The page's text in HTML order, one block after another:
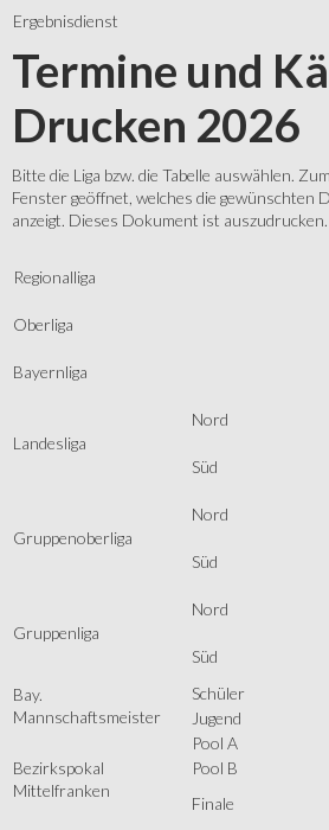
Ergebnisdienst
Termine und
Drucken 2026
Bitte die Liga bzw. die Tabelle auswählen.
Fenster geöffnet, welches die gewünschten
anzeigt. Dieses Dokument ist auszudrucken.
Regionalliga
Oberliga
Bayernliga
Landesliga
Nord
Süd
Gruppenoberliga
Nord
Süd
Gruppenliga
Nord
Süd
Bay.
Mannschaftsmeister
Schüler
Jugend
Bezirkspokal
Mittelfranken
Pool A
Pool B
Finale